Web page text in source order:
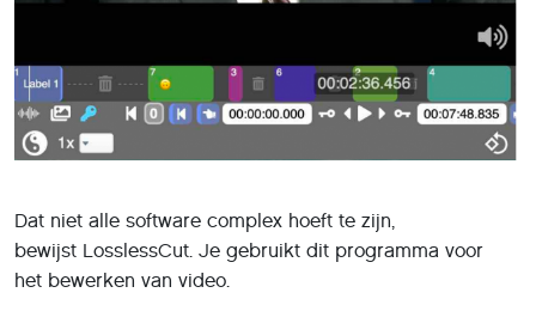
Dat niet alle software complex hoeft te zijn,
bewijst LosslessCut. Je gebruikt dit programma voor
het bewerken van video.